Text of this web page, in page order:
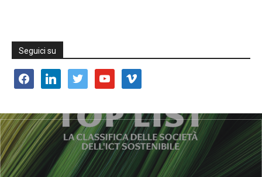
Seguici su
facebooklinkedin twitter youtube vimeo